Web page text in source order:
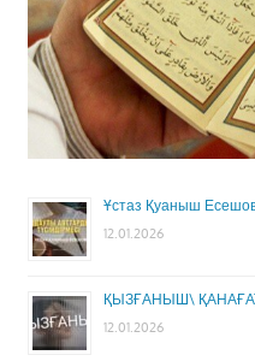
Ұстаз Қуаныш
12.01.2026
ҚЫЗҒАНЫШ\
12.01.2026